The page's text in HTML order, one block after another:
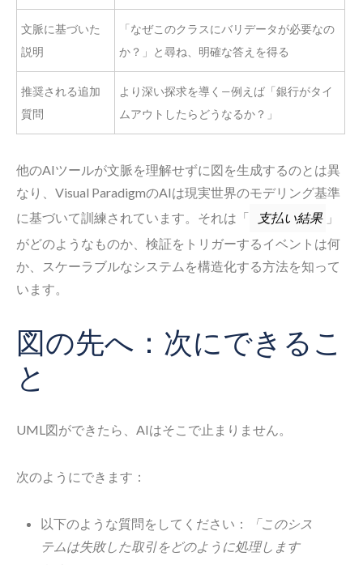
文脈に基づいた
説明
「なぜこのクラスにバリデータが必要なの
か？」と尋ね、明確な答えを得る
推奨される追加
質問
より深い探求を導く—例えば「銀行がタイ
ムアウトしたらどうなるか？」
他のAIツールが文脈を理解せずに図を生成するのとは異
なり、Visual ParadigmのAIは現実世界のモデリング基準
に基づいて訓練されています。それは「
支払い結果 」
がどのようなものか、検証をトリガーするイベントは何
か、スケーラブルなシステムを構造化する方法を知って
います。
図の先へ：次にできるこ
と
UML図ができたら、AIはそこで止まりません。
次のようにできます：
以下のような質問をしてください：
「このシス
テムは失敗した取引をどのように処理します